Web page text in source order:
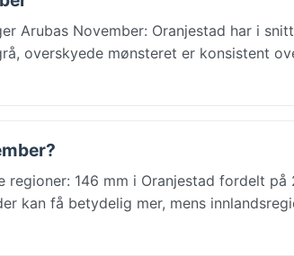
Arubas November: Oranjestad har i
overskyede mønsteret er konsistent
regioner: 146 mm i Oranjestad fordelt
kan få betydelig mer, mens